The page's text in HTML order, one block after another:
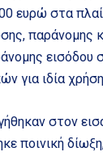
ευρώ στα
παράνομης
εισόδου
για ιδία
στον
ποινική